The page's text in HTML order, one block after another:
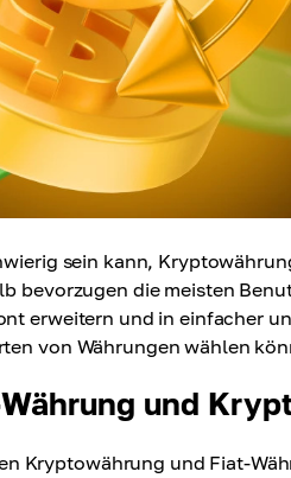
sein kann,
bevorzugen die meisten
erweitern und in einfacher
von Währungen wählen
und
Kryptowährung und Fiat-